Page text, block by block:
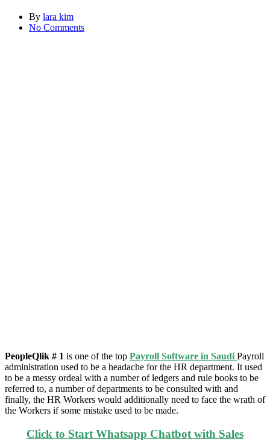
By lara kim
No Comments
PeopleQlik # 1 is one of the top Payroll Software in Saudi Payroll
administration used to be a headache for the HR department. It used
to be a messy ordeal with a number of ledgers and rule books to be
referred to, a number of departments to be consulted with and
finally, the HR Workers would additionally need to face the wrath of
the Workers if some mistake used to be made.
Click to Start Whatsapp Chatbot with Sales